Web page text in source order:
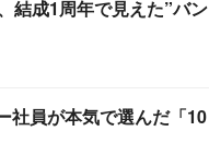
結成1周年で見えた”バン
社員が本気で選んだ「10